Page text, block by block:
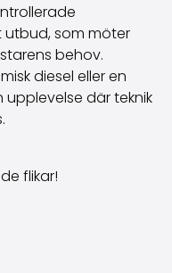
som möter
behov.
diesel eller en
upplevelse där teknik
flikar!